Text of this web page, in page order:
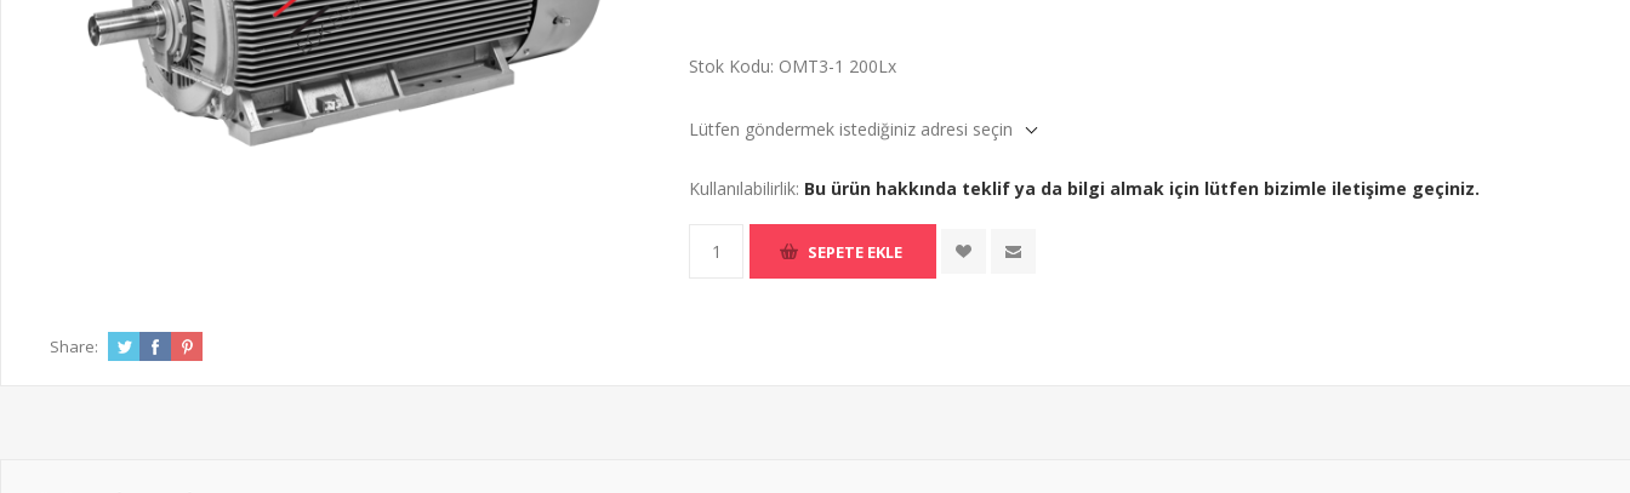
Stok Kodu: OMT3-1 200Lx
Lütfen göndermek istediğiniz adresi seçin
Kullanılabilirlik: Bu ürün hakkında teklif ya da bilgi almak için lütfen bizimle iletişime geçiniz.
Share: